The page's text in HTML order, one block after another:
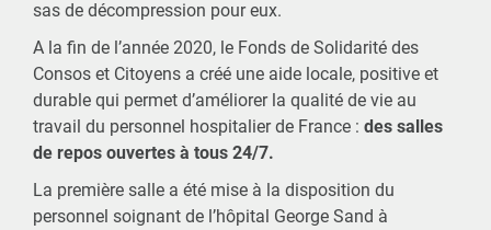
sas de décompression pour eux.
A la fin de l’année 2020, le Fonds de Solidarité des
Consos et Citoyens a créé une aide locale, positive et
durable qui permet d’améliorer la qualité de vie au
travail du personnel hospitalier de France : des salles
de repos ouvertes à tous 24/7.
La première salle a été mise à la disposition du
personnel soignant de l’hôpital George Sand à